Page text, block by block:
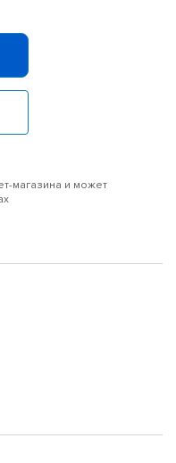
магазина и может